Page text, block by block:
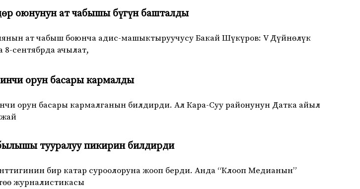
оюнунун ат чабышы бүгүн башталды
ат чабыш боюнча адис-машыктыруучусу Бакай Шүкүров: V Дүйнөлүк
сентябрда ачылат,
орун басары кармалды
орун басары кармалганын билдирди. Ал Кара-Суу районунун Датка айыл
тууралуу пикирин билдирди
бир катар суроолоруна жооп берди. Анда “Клооп Медианын”
журналистикасы